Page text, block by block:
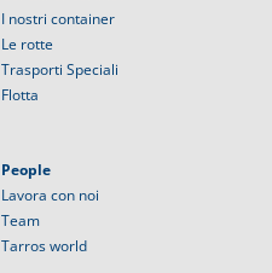
I nostri container
Le rotte
Trasporti Speciali
Flotta
People
Lavora con noi
Team
Tarros world